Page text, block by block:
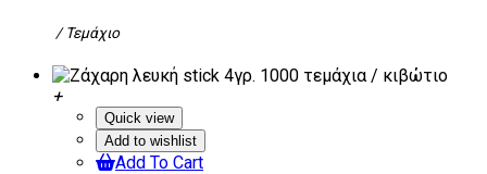
/ Τεμάχιο
Quick view
Add to wishlist
Add To Cart